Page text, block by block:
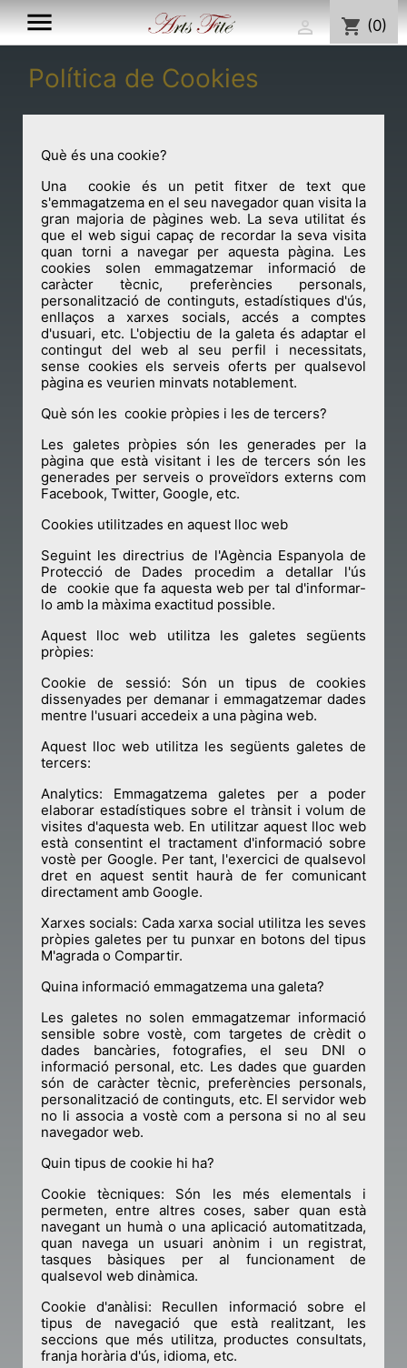
 shopping_cart (0)

Política de Cookies
Què és una cookie?
Una cookie és un petit fitxer de text que
s'emmagatzema en el seu navegador quan visita la
gran majoria de pàgines web. La seva utilitat és
que el web sigui capaç de recordar la seva visita
quan torni a navegar per aquesta pàgina. Les
cookies solen emmagatzemar informació de
caràcter tècnic, preferències personals,
personalització de continguts, estadístiques d'ús,
enllaços a xarxes socials, accés a comptes
d'usuari, etc. L'objectiu de la galeta és adaptar el
contingut del web al seu perfil i necessitats,
sense cookies els serveis oferts per qualsevol
pàgina es veurien minvats notablement.
Què són les cookie pròpies i les de tercers?
Les galetes pròpies són les generades per la
pàgina que està visitant i les de tercers són les
generades per serveis o proveïdors externs com
Facebook, Twitter, Google, etc.
Cookies utilitzades en aquest lloc web
Seguint les directrius de l'Agència Espanyola de
Protecció de Dades procedim a detallar l'ús
de cookie que fa aquesta web per tal d'informar-
lo amb la màxima exactitud possible.
Aquest lloc web utilitza les galetes següents
pròpies:
Cookie de sessió: Són un tipus de cookies
dissenyades per demanar i emmagatzemar dades
mentre l'usuari accedeix a una pàgina web.
Aquest lloc web utilitza les següents galetes de
tercers:
Analytics: Emmagatzema galetes per a poder
elaborar estadístiques sobre el trànsit i volum de
visites d'aquesta web. En utilitzar aquest lloc web
està consentint el tractament d'informació sobre
vostè per Google. Per tant, l'exercici de qualsevol
dret en aquest sentit haurà de fer comunicant
directament amb Google.
Xarxes socials: Cada xarxa social utilitza les seves
pròpies galetes per tu punxar en botons del tipus
M'agrada o Compartir.
Quina informació emmagatzema una galeta?
Les galetes no solen emmagatzemar informació
sensible sobre vostè, com targetes de crèdit o
dades bancàries, fotografies, el seu DNI o
informació personal, etc. Les dades que guarden
són de caràcter tècnic, preferències personals,
personalització de continguts, etc. El servidor web
no li associa a vostè com a persona si no al seu
navegador web.
Quin tipus de cookie hi ha?
Cookie tècniques: Són les més elementals i
permeten, entre altres coses, saber quan està
navegant un humà o una aplicació automatitzada,
quan navega un usuari anònim i un registrat,
tasques bàsiques per al funcionament de
qualsevol web dinàmica.
Cookie d'anàlisi: Recullen informació sobre el
tipus de navegació que està realitzant, les
seccions que més utilitza, productes consultats,
franja horària d'ús, idioma, etc.